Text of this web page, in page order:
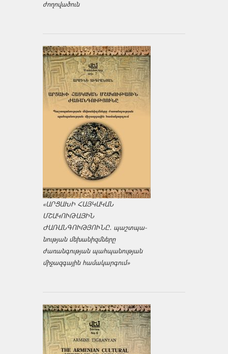
ժողովածուն
«ԱՐՑԱԽԻ ՀԱՅԿԱԿԱՆ
ՄՇԱԿՈՒԹԱՅԻՆ
ԺԱՌԱՆԳՈՒԹՅՈՒՆԸ․ պաշտպա­
նության մեխանիզմները
ժառանգության պահպանության
միջազ­գային համակարգում»